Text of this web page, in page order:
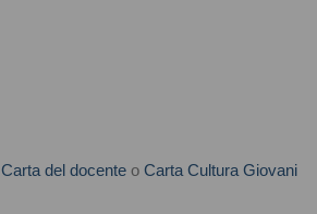
Carta del docente o Carta Cultura Giovani